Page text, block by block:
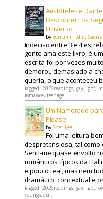
Aristóteles e Dante
Descobrem os
Universo
by Benjamin Alire Sáenz
Indeciso entre 3 e 4
gente ama este livro, é
escrita foi por vezes
demorou demasiado a
queria, o que aconteceu
tagged: 2026readings, gay, lgbt,
romance, teenage...
Um Namorado
Please!
by Sher Lee
Foi uma leitura
despretensiosa, tal como
Senti-me quase envolto
românticos típicos da
e pouco real, mas nem
dramático, conceptual e
tagged: 2026readings, gay, lgbt,
young-adult